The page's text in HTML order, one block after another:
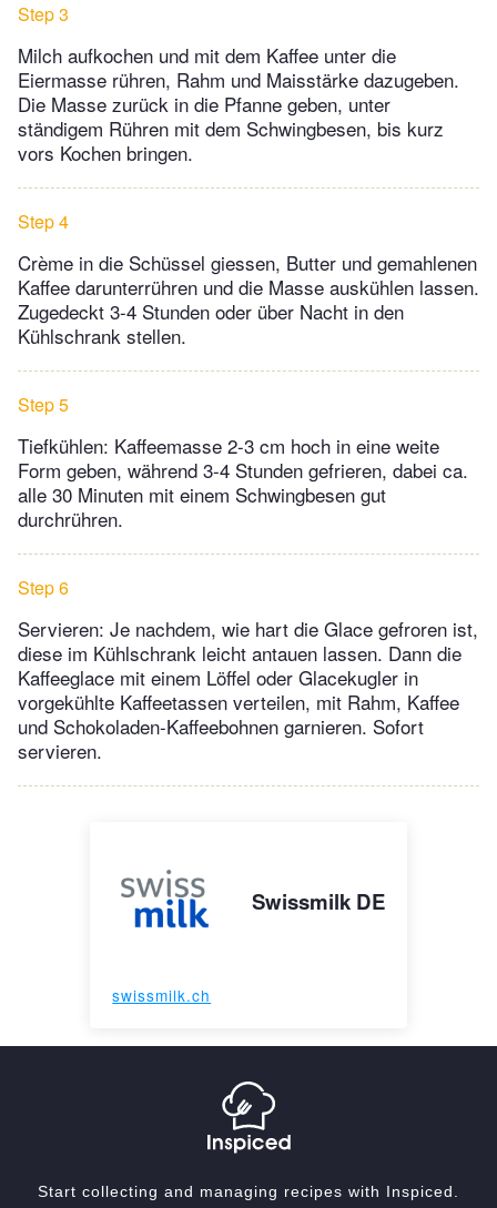
Step 3
Milch aufkochen und mit dem Kaffee unter die
Eiermasse rühren, Rahm und Maisstärke dazugeben.
Die Masse zurück in die Pfanne geben, unter
ständigem Rühren mit dem Schwingbesen, bis kurz
vors Kochen bringen.
Step 4
Crème in die Schüssel giessen, Butter und gemahlenen
Kaffee darunterrühren und die Masse auskühlen lassen.
Zugedeckt 3-4 Stunden oder über Nacht in den
Kühlschrank stellen.
Step 5
Tiefkühlen: Kaffeemasse 2-3 cm hoch in eine weite
Form geben, während 3-4 Stunden gefrieren, dabei ca.
alle 30 Minuten mit einem Schwingbesen gut
durchrühren.
Step 6
Servieren: Je nachdem, wie hart die Glace gefroren ist,
diese im Kühlschrank leicht antauen lassen. Dann die
Kaffeeglace mit einem Löffel oder Glacekugler in
vorgekühlte Kaffeetassen verteilen, mit Rahm, Kaffee
und Schokoladen-Kaffeebohnen garnieren. Sofort
servieren.
Swissmilk DE
swissmilk.ch
Start collecting and managing recipes with Inspiced.